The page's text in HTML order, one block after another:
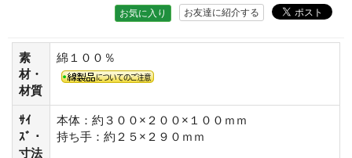
お友達に紹介する
お気に入り
素
材・
材質
綿１００％
ｻｲ
ｽﾞ・
寸法
本体：約３００×２００×１００ｍｍ
持ち手：約２５×２９０ｍｍ